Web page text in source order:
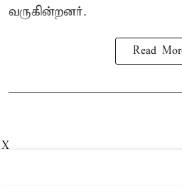
வருகின்றனர்.
Read
X